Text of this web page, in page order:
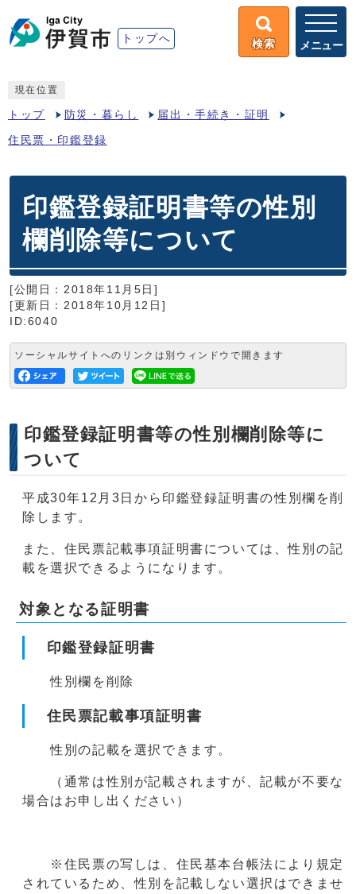
トップへ 検索 メニュー
現在位置
トップ 防災・暮らし 届出・手続き・証明
住民票・印鑑登録
印鑑登録証明書等の性別
欄削除等について
[公開日：2018年11月5日]
[更新日：2018年10月12日]
ID:6040
ソーシャルサイトへのリンクは別ウィンドウで開きます
印鑑登録証明書等の性別欄削除等に
ついて
平成30年12月3日から印鑑登録証明書の性別欄を削
除します。
また、住民票記載事項証明書については、性別の記
載を選択できるようになります。
対象となる証明書
印鑑登録証明書
性別欄を削除
住民票記載事項証明書
性別の記載を選択できます。
（通常は性別が記載されますが、記載が不要な
場合はお申し出ください）
※住民票の写しは、住民基本台帳法により規定
されているため、性別を記載しない選択はできませ